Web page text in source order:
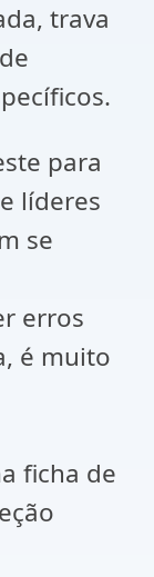
trava
para
líderes
se
erros
é muito
ficha de